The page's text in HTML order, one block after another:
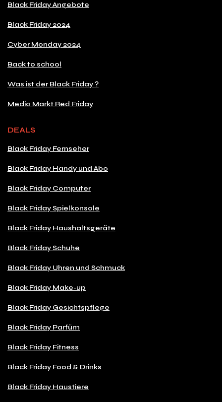
Black Friday Angebote
Black Friday 2024
Cyber Monday 2024
Back to school
Was ist der Black Friday ?
Media Markt Red Friday
DEALS
Black Friday Fernseher
Black Friday Handy und Abo
Black Friday Computer
Black Friday Spielkonsole
Black Friday Haushaltsgeräte
Black Friday Schuhe
Black Friday Uhren und Schmuck
Black Friday Make-up
Black Friday Gesichtspflege
Black Friday Parfüm
Black Friday Fitness
Black Friday Food & Drinks
Black Friday Haustiere